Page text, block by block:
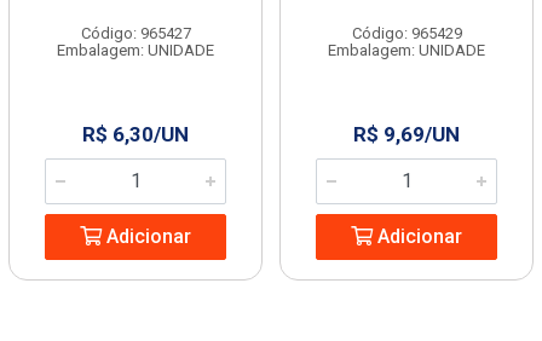
Código: 965427
Embalagem: UNIDADE
R$ 6,30/UN
Adicionar
Código: 965429
Embalagem: UNIDADE
R$ 9,69/UN
Adicionar